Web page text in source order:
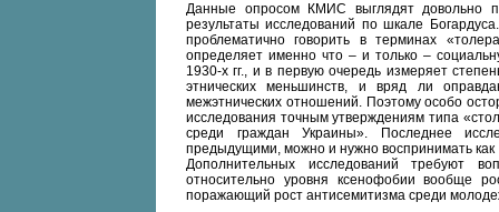
Данные опросом КМИС выглядят довольно
результаты исследований по шкале
проблематично говорить в терминах
определяет именно что – и только –
1930-х гг., и в первую очередь измеряет
этнических меньшинств, и вряд ли
межэтнических отношений. Поэтому особо
исследования точным утверждениям типа
среди граждан Украины». Последнее
предыдущими, можно и нужно воспринимать
Дополнительных исследований требуют
относительно уровня ксенофобии вообще
поражающий рост антисемитизма среди